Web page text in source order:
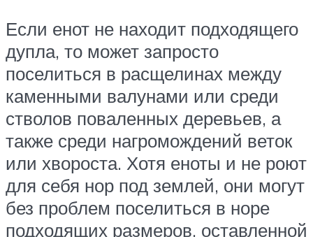
Если енот не находит подходящего
дупла, то может запросто
поселиться в расщелинах между
каменными валунами или среди
стволов поваленных деревьев, а
также среди нагромождений веток
или хвороста. Хотя еноты и не роют
для себя нор под землей, они могут
без проблем поселиться в норе
подходящих размеров, оставленной